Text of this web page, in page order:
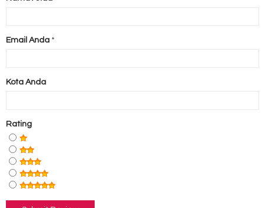
Email Anda *
Kota Anda
Rating